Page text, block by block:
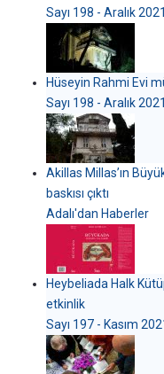
Sayı 198 - Aralık 2021
Hüseyin Rahmi Evi
Sayı 198 - Aralık 2021
Akillas Millas’ın
baskısı çıktı
Adalı'dan Haberler
Heybeliada Halk
etkinlik
Sayı 197 - Kasım